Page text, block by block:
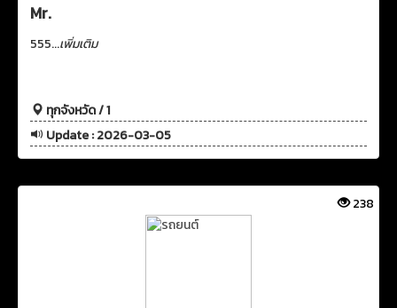
Mr.
555...เพิ่มเติม
ทุกจังหวัด / 1
Update : 2026-03-05
238